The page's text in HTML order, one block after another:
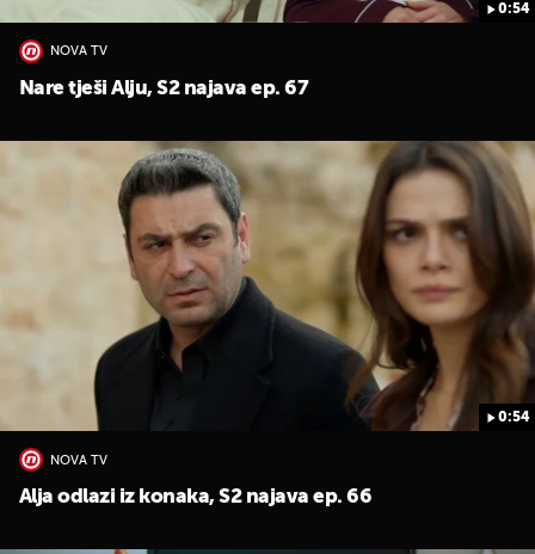
0:54
NOVA TV
Nare tješi Alju, S2 najava ep. 67
0:54
NOVA TV
Alja odlazi iz konaka, S2 najava ep. 66